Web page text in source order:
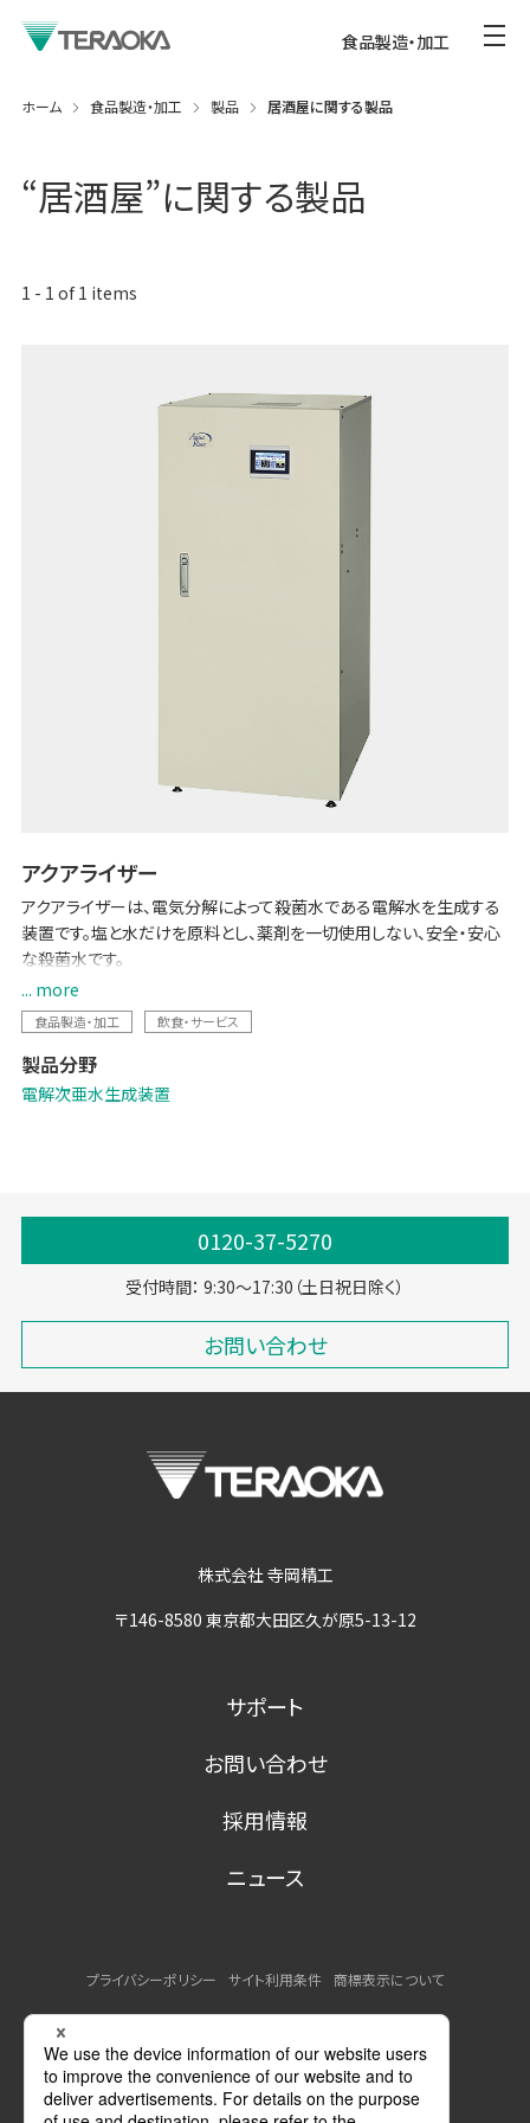
食品製造・加工
ホーム 食品製造・加工 製品 居酒屋に関する製品
“居酒屋”に関する製品
1 - 1 of1 items
アクアライザー
アクアライザーは、電気分解によって殺菌水である電解水を生成する
装置です。塩と水だけを原料とし、薬剤を一切使用しない、安全・安心
な殺菌水です。
さらに炭酸 (Co2) を使うことによって微酸性の「炭酸電解次亜水」を生
成することも可能です。殺菌の主成分である次亜塩素酸の残存率が高
く、炭酸効果がプラスされて低濃度で強力な殺菌を実現します。
... more
食品製造・加工 飲食・サービス
製品分野
電解次亜水生成装置
0120-37-5270
受付時間： 9:30～17:30（土日祝日除く）
お問い合わせ
株式会社 寺岡精工
〒146-8580 東京都大田区久が原5-13-12
サポート
お問い合わせ
採用情報
ニュース
プライバシーポリシー サイト利用条件
商標表示について
MSDSの提供について